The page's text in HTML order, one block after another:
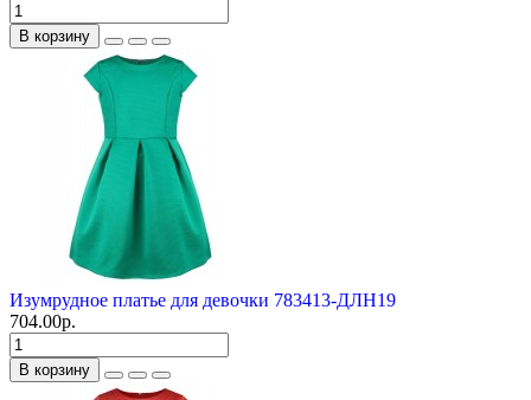
В корзину
Изумрудное платье для девочки 783413-ДЛН19
704.00р.
В корзину